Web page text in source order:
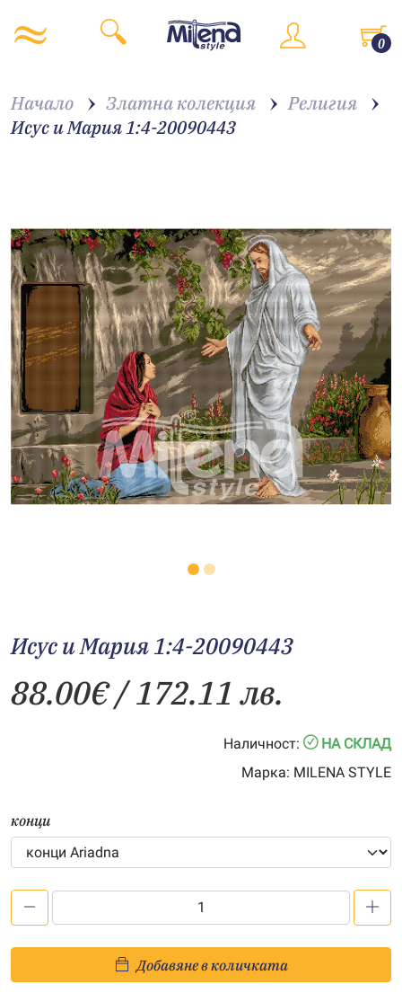
0
Начало Златна колекция
Религия
Исус и Мария 1:4-20090443
Исус и Мария 1:4-20090443
88.00€/ 172.11 лв.
Наличност:
НА СКЛАД
Марка: MILENA STYLE
конци
и
Добавяне в количката